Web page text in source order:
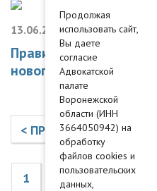
13.06.2019
Правительство
нового КоАП РФ.
< ПРЕДЫДУЩАЯ
1 32 33
Продолжая
использовать сайт,
Вы даете
согласие
Адвокатской
палате
Воронежской
области (ИНН
3664050942) на
обработку
файлов cookies и
пользовательских
данных,